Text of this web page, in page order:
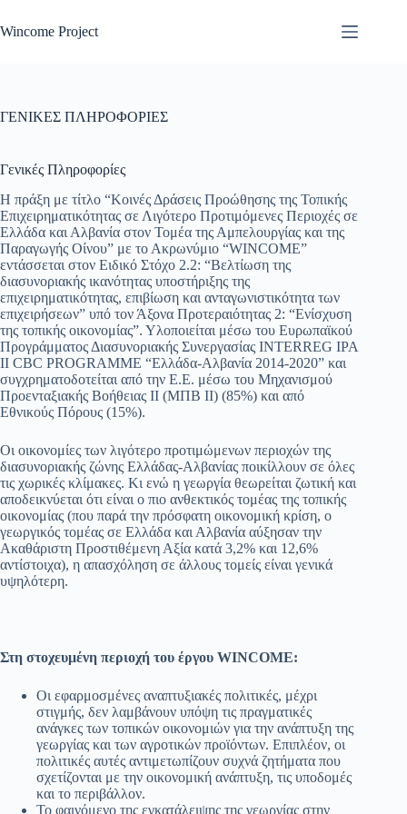
στο
περιεχόμενο
Wincome Project
ΓΕΝΙΚΕΣ ΠΛΗΡΟΦΟΡΙΕΣ
Γενικές Πληροφορίες
Η πράξη με τίτλο “Κοινές Δράσεις Προώθησης της Τοπικής
Επιχειρηματικότητας σε Λιγότερο Προτιμόμενες Περιοχές σε
Ελλάδα και Αλβανία στον Τομέα της Αμπελουργίας και της
Παραγωγής Οίνου” με το Ακρωνύμιο “WINCOME”
εντάσσεται στον Ειδικό Στόχο 2.2: “Βελτίωση της
διασυνοριακής ικανότητας υποστήριξης της
επιχειρηματικότητας, επιβίωση και ανταγωνιστικότητα των
επιχειρήσεων” υπό τον Άξονα Προτεραιότητας 2: “Ενίσχυση
της τοπικής οικονομίας”. Υλοποιείται μέσω του Ευρωπαϊκού
Προγράμματος Διασυνοριακής Συνεργασίας INTERREG IPA
II CBC PROGRAMME “Ελλάδα-Αλβανία 2014-2020” και
συγχρηματοδοτείται από την Ε.Ε. μέσω του Μηχανισμού
Προενταξιακής Βοήθειας ΙΙ (ΜΠΒ ΙΙ) (85%) και από
Εθνικούς Πόρους (15%).
Οι οικονομίες των λιγότερο προτιμώμενων περιοχών της
διασυνοριακής ζώνης Ελλάδας-Αλβανίας ποικίλλουν σε όλες
τις χωρικές κλίμακες. Κι ενώ η γεωργία θεωρείται ζωτική και
αποδεικνύεται ότι είναι ο πιο ανθεκτικός τομέας της τοπικής
οικονομίας (που παρά την πρόσφατη οικονομική κρίση, ο
γεωργικός τομέας σε Ελλάδα και Αλβανία αύξησαν την
Ακαθάριστη Προστιθέμενη Αξία κατά 3,2% και 12,6%
αντίστοιχα), η απασχόληση σε άλλους τομείς είναι γενικά
υψηλότερη.
Στη στοχευμένη περιοχή του έργου WINCOME:
Οι εφαρμοσμένες αναπτυξιακές πολιτικές, μέχρι
στιγμής, δεν λαμβάνουν υπόψη τις πραγματικές
ανάγκες των τοπικών οικονομιών για την ανάπτυξη της
γεωργίας και των αγροτικών προϊόντων. Επιπλέον, οι
πολιτικές αυτές αντιμετωπίζουν συχνά ζητήματα που
σχετίζονται με την οικονομική ανάπτυξη, τις υποδομές
και το περιβάλλον.
Το φαινόμενο της εγκατάλειψης της γεωργίας στην